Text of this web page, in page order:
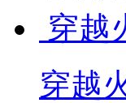
穿越
穿越